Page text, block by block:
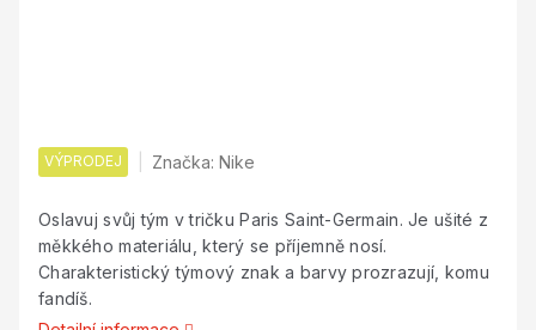
VÝPRODEJ Značka:Nike
Oslavuj svůj tým v tričku Paris Saint-Germain. Je ušité z
měkkého materiálu, který se příjemně nosí.
Charakteristický týmový znak a barvy prozrazují, komu
fandíš.